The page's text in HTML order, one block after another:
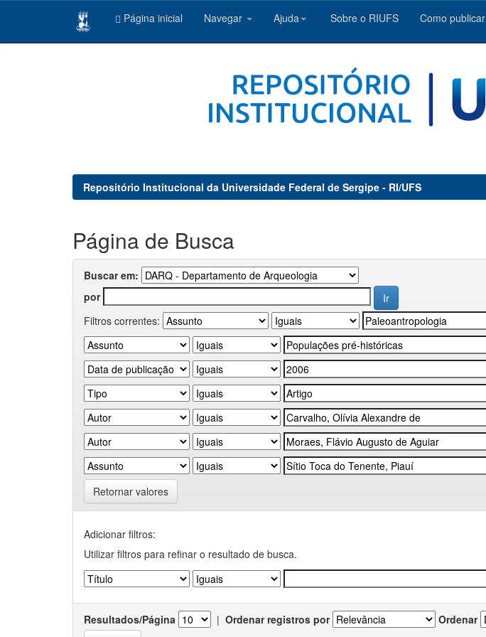
Página inicial Navegar Ajuda Sobre o RIUFS Como publicar
Repositório Institucional da Universidade Federal de Sergipe - RI/UFS
Página de Busca
Buscar em:
por
Filtros correntes:
Retornar valores
Adicionar filtros:
Utilizar filtros para refinar o resultado de busca.
Resultados/Página | Ordenar registros por Ordenar